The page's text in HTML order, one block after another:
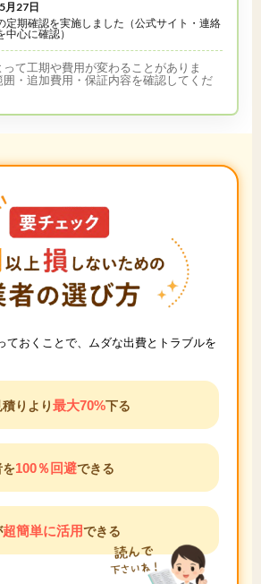
月27日
定期確認を実施しました（公式サイト・連絡
心に確認）
て工期や費用が変わることがありま
・追加費用・保証内容を確認してくだ
ておくことで、ムダな出費とトラブルを
りより最大70%下る
を100％回避できる
超簡単に活用できる